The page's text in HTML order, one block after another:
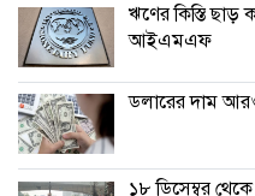
ঋণের কিস্তি ছাড়
আইএমএফ
ডলারের দাম
১৮ ডিসেম্বর